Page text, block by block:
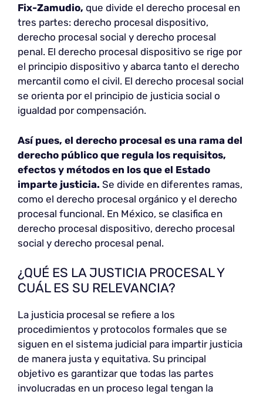
Fix-Zamudio, que divide el derecho procesal en
tres partes: derecho procesal dispositivo,
derecho procesal social y derecho procesal
penal. El derecho procesal dispositivo se rige por
el principio dispositivo y abarca tanto el derecho
mercantil como el civil. El derecho procesal social
se orienta por el principio de justicia social o
igualdad por compensación.
Así pues, el derecho procesal es una rama del
derecho público que regula los requisitos,
efectos y métodos en los que el Estado
imparte justicia. Se divide en diferentes ramas,
como el derecho procesal orgánico y el derecho
procesal funcional. En México, se clasifica en
derecho procesal dispositivo, derecho procesal
social y derecho procesal penal.
¿QUÉ ES LA JUSTICIA PROCESAL Y
CUÁL ES SU RELEVANCIA?
La justicia procesal se refiere a los
procedimientos y protocolos formales que se
siguen en el sistema judicial para impartir justicia
de manera justa y equitativa. Su principal
objetivo es garantizar que todas las partes
involucradas en un proceso legal tengan la